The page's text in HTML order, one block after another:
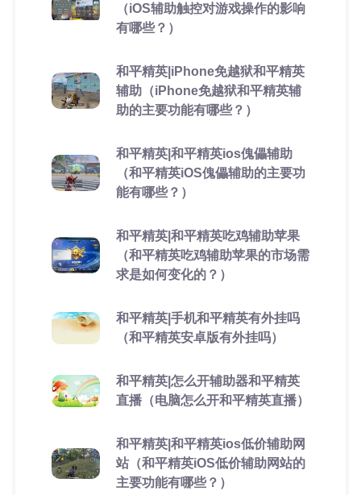
（iOS辅助触控对游戏操作的影响
有哪些？）
和平精英|iPhone免越狱和平精英
辅助（iPhone免越狱和平精英辅
助的主要功能有哪些？）
和平精英|和平精英ios傀儡辅助
（和平精英iOS傀儡辅助的主要功
能有哪些？）
和平精英|和平精英吃鸡辅助苹果
（和平精英吃鸡辅助苹果的市场需
求是如何变化的？）
和平精英|手机和平精英有外挂吗
（和平精英安卓版有外挂吗）
和平精英|怎么开辅助器和平精英
直播（电脑怎么开和平精英直播）
和平精英|和平精英ios低价辅助网
站（和平精英iOS低价辅助网站的
主要功能有哪些？）